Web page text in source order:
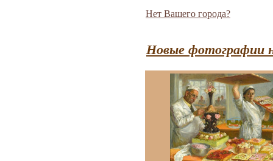
Нет Вашего города?
Новые фотографии